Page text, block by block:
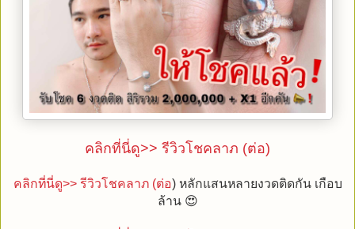
คลิกที่นี่ดู>> รีวิวโชคลาภ (ต่อ)
คลิกที่นี่ดู>> รีวิวโชคลาภ (ต่อ) หลักแสนหลายงวดติดกัน เกือบ
ล้าน 😍